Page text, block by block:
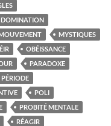
DOMINATION
MYSTIQUES
OBÉISSANCE
PARADOXE
PÉRIODE
POLI
PROBITÉ MENTALE
RÉAGIR